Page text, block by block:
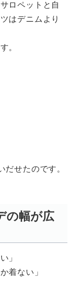
ロペットと自
はデニムより
。
だせたのです。
の幅が広
」
着ない」